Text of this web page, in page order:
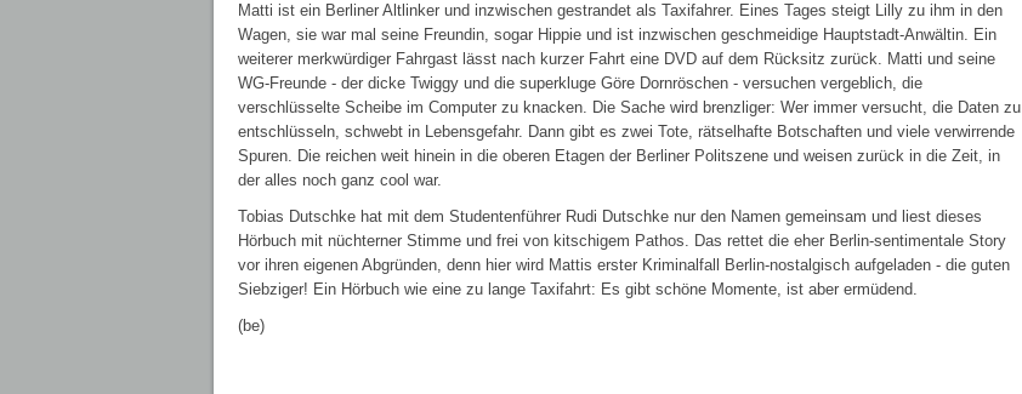
Matti ist ein Berliner Altlinker und inzwischen gestrandet als Taxifahrer. Eines Tages steigt Lilly zu ihm in den
Wagen, sie war mal seine Freundin, sogar Hippie und ist inzwischen geschmeidige Hauptstadt-Anwältin. Ein
weiterer merkwürdiger Fahrgast lässt nach kurzer Fahrt eine DVD auf dem Rücksitz zurück. Matti und seine
WG-Freunde - der dicke Twiggy und die superkluge Göre Dornröschen - versuchen vergeblich, die
verschlüsselte Scheibe im Computer zu knacken. Die Sache wird brenzliger: Wer immer versucht, die Daten zu
entschlüsseln, schwebt in Lebensgefahr. Dann gibt es zwei Tote, rätselhafte Botschaften und viele verwirrende
Spuren. Die reichen weit hinein in die oberen Etagen der Berliner Politszene und weisen zurück in die Zeit, in
der alles noch ganz cool war.
Tobias Dutschke hat mit dem Studentenführer Rudi Dutschke nur den Namen gemeinsam und liest dieses
Hörbuch mit nüchterner Stimme und frei von kitschigem Pathos. Das rettet die eher Berlin-sentimentale Story
vor ihren eigenen Abgründen, denn hier wird Mattis erster Kriminalfall Berlin-nostalgisch aufgeladen - die guten
Siebziger! Ein Hörbuch wie eine zu lange Taxifahrt: Es gibt schöne Momente, ist aber ermüdend.
(be)